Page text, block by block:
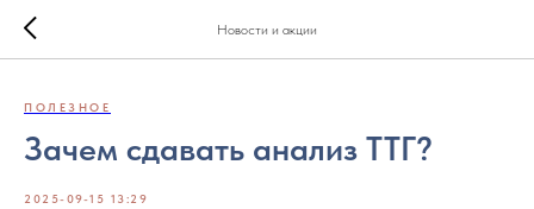
Новости и акции
ПОЛЕЗНОЕ
Зачем сдавать анализ ТТГ?
2025-09-15 13:29